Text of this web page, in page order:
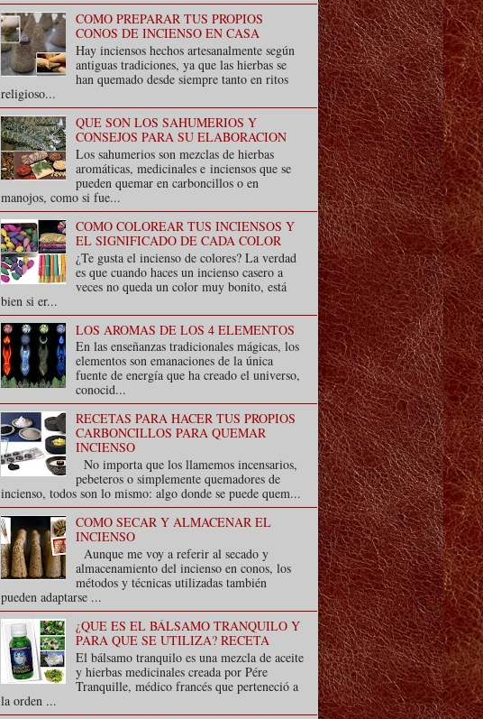
COMO PREPARAR TUS PROPIOS
CONOS DE INCIENSO EN CASA
Hay inciensos hechos artesanalmente según
antiguas tradiciones, ya que las hierbas se
han quemado desde siempre tanto en ritos
religioso...
QUE SON LOS SAHUMERIOS Y
CONSEJOS PARA SU ELABORACION
Los sahumerios son mezclas de hierbas
aromáticas, medicinales e inciensos que se
pueden quemar en carboncillos o en
manojos, como si fue...
COMO COLOREAR TUS INCIENSOS Y
EL SIGNIFICADO DE CADA COLOR
¿Te gusta el incienso de colores? La verdad
es que cuando haces un incienso casero a
veces no queda un color muy bonito, está
bien si er...
LOS AROMAS DE LOS 4 ELEMENTOS
En las enseñanzas tradicionales mágicas, los
elementos son emanaciones de la única
fuente de energía que ha creado el universo,
conocid...
RECETAS PARA HACER TUS PROPIOS
CARBONCILLOS PARA QUEMAR
INCIENSO
No importa que los llamemos incensarios,
pebeteros o simplemente quemadores de
incienso, todos son lo mismo: algo donde se puede quem...
COMO SECAR Y ALMACENAR EL
INCIENSO
Aunque me voy a referir al secado y
almacenamiento del incienso en conos, los
métodos y técnicas utilizadas también
pueden adaptarse ...
¿QUE ES EL BÁLSAMO TRANQUILO Y
PARA QUE SE UTILIZA? RECETA
El bálsamo tranquilo es una mezcla de aceite
y hierbas medicinales creada por Pére
Tranquille, médico francés que perteneció a
la orden ...